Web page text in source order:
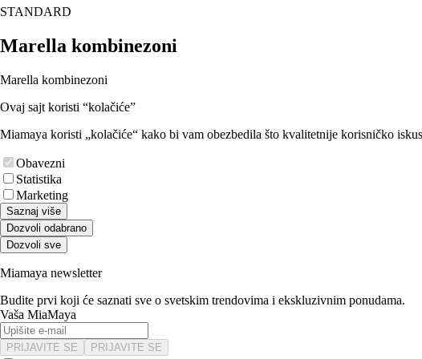
STANDARD
Marella kombinezoni
Marella kombinezoni
Ovaj sajt koristi “kolačiće”
Miamaya koristi „kolačiće“ kako bi vam obezbedila što kvalitetnije korisničko
Obavezni
Statistika
Marketing
Saznaj više
Dozvoli odabrano
Dozvoli sve
Miamaya newsletter
Budite prvi koji će saznati sve o svetskim trendovima i ekskluzivnim ponudama.
Vaša MiaMaya
PRIJAVITE SE PRIJAVITE SE